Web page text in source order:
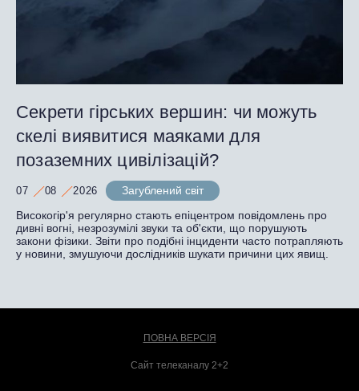
Секрети гірських вершин: чи можуть
скелі виявитися маяками для
позаземних цивілізацій?
07 08 2026
Загублений світ
Високогір'я регулярно стають епіцентром повідомлень про
дивні вогні, незрозумілі звуки та об'єкти, що порушують
закони фізики. Звіти про подібні інциденти часто потрапляють
у новини, змушуючи дослідників шукати причини цих явищ.
ПОВНА ВЕРСІЯ
Сайт телеканалу 2+2